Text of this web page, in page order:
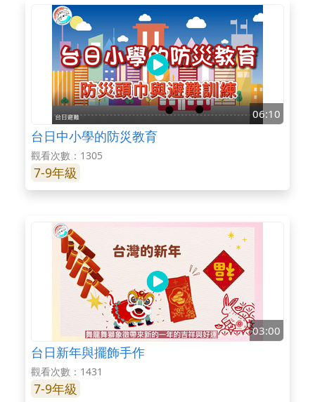
06:10
台日中小學的防災教育
觀看次數：1305
7-9年級
03:00
台日新年與擺飾手作
觀看次數：1431
7-9年級